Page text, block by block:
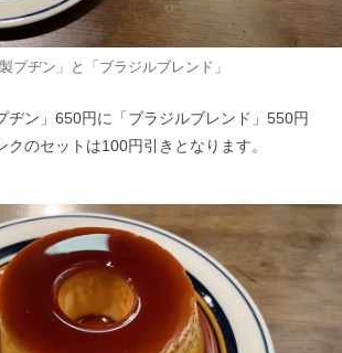
プヂン」と「ブラジルブレンド」
ヂン」650円に「ブラジルブレンド」550円
クのセットは100円引きとなります。